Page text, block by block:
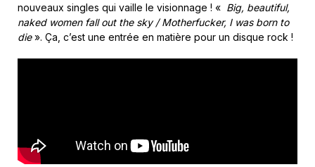
nouveaux singles qui vaille le visionnage ! « Big, beautiful,
naked women fall out the sky / Motherfucker, I was born to
die». Ça, c’est une entrée en matière pour un disque rock !